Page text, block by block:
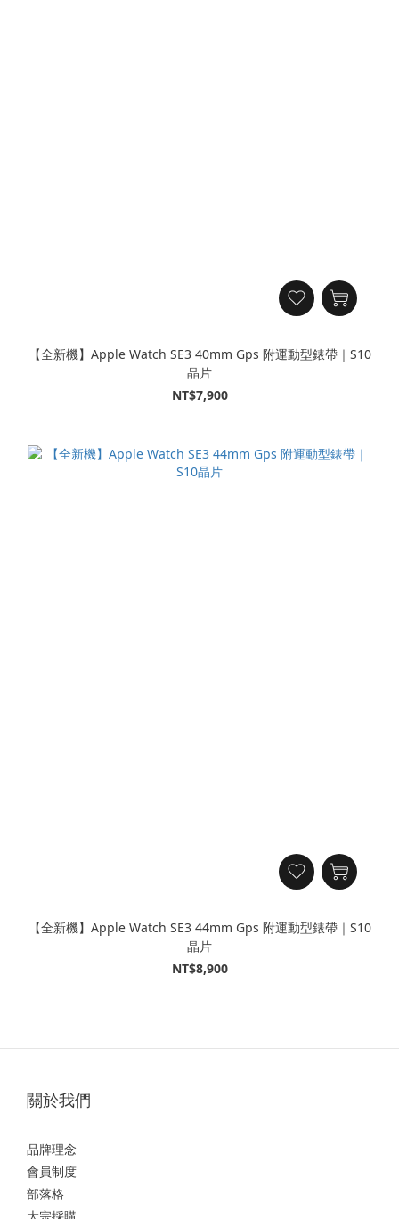
【全新機】Apple Watch SE3 40mm Gps 附運動型錶帶｜S10
晶片
NT$7,900
【全新機】Apple Watch SE3 44mm Gps 附運動型錶帶｜S10
晶片
NT$8,900
關於我們
品牌理念
會員制度
部落格
大宗採購